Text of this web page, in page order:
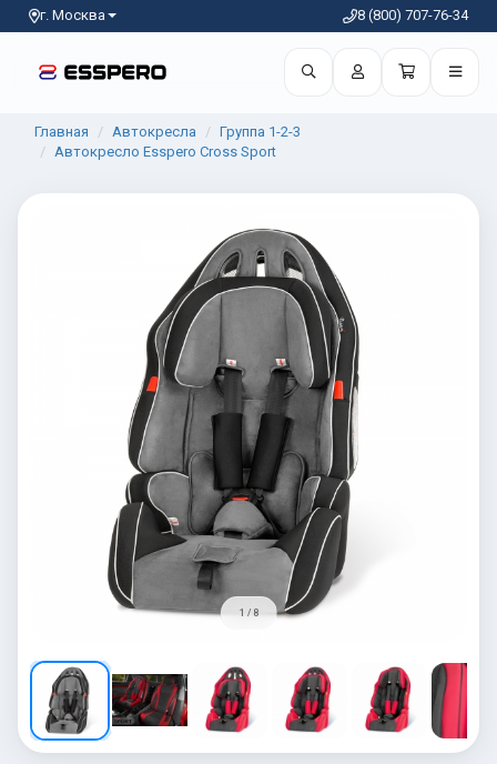
г. Москва 8 (800) 707-76-34
Главная Автокресла
Группа 1-2-3
Автокресло Esspero Cross Sport
1 / 8